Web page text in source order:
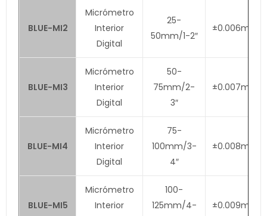
BLUE-MI2
Micrómetro
Interior
Digital
25-
50mm/1-2″
±0.006mm
BLUE-MI3
Micrómetro
Interior
Digital
50-
75mm/2-
3″
±0.007mm
BLUE-MI4
Micrómetro
Interior
Digital
75-
100mm/3-
4″
±0.008mm
BLUE-MI5
Micrómetro
Interior
100-
125mm/4-
±0.009mm